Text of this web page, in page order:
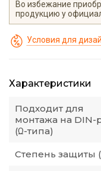
Во избежание
продукцию у
Условия для
Характеристики
Подходит для
монтажа на DIN-
(Ω-типа)
Степень защиты